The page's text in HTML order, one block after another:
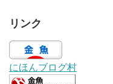
リンク
にほんブログ村